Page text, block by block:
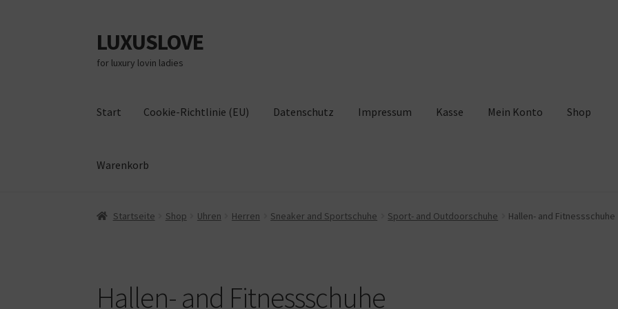
Zur
Navigation
springen
Zum
Inhalt
springen
LUXUSLOVE
for luxury lovin ladies
Start Cookie-Richtlinie (EU) Datenschutz Impressum Kasse Mein Konto Shop
Warenkorb
Start Cookie-Richtlinie (EU) Datenschutz Impressum Kasse Mein Konto Shop Warenkorb
Startseite Shop Uhren Herren Sneaker and Sportschuhe Sport- and Outdoorschuhe Hallen- and Fitnessschuhe
Hallen- and Fitnessschuhe